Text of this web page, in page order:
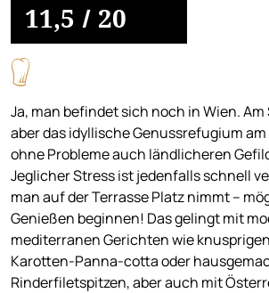
11,5 / 20
Ja, man befindet sich noch in Wien.
aber das idyllische Genussrefugium
ohne Probleme auch ländlicheren
Jeglicher Stress ist jedenfalls schnell
man auf der Terrasse Platz nimmt –
Genießen beginnen! Das gelingt mit
mediterranen Gerichten wie
Karotten-Panna-cotta oder
Rinderfiletspitzen, aber auch mit